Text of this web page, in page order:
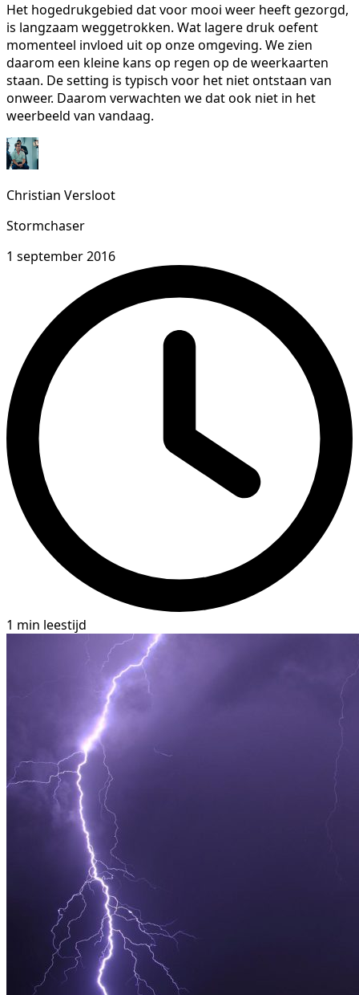
Het hogedrukgebied dat voor mooi weer heeft gezorgd,
is langzaam weggetrokken. Wat lagere druk oefent
momenteel invloed uit op onze omgeving. We zien
daarom een kleine kans op regen op de weerkaarten
staan. De setting is typisch voor het niet ontstaan van
onweer. Daarom verwachten we dat ook niet in het
weerbeeld van vandaag.
Christian Versloot
Stormchaser
1 september 2016
1 min leestijd